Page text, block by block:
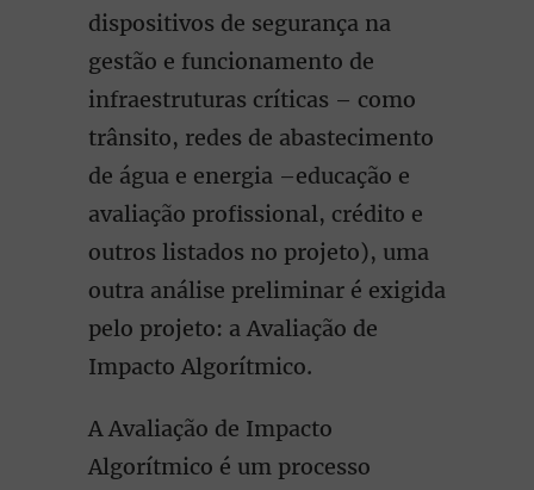
dispositivos de segurança na
gestão e funcionamento de
infraestruturas críticas – como
trânsito, redes de abastecimento
de água e energia –educação e
avaliação profissional, crédito e
outros listados no projeto), uma
outra análise preliminar é exigida
pelo projeto: a Avaliação de
Impacto Algorítmico.
A Avaliação de Impacto
Algorítmico é um processo